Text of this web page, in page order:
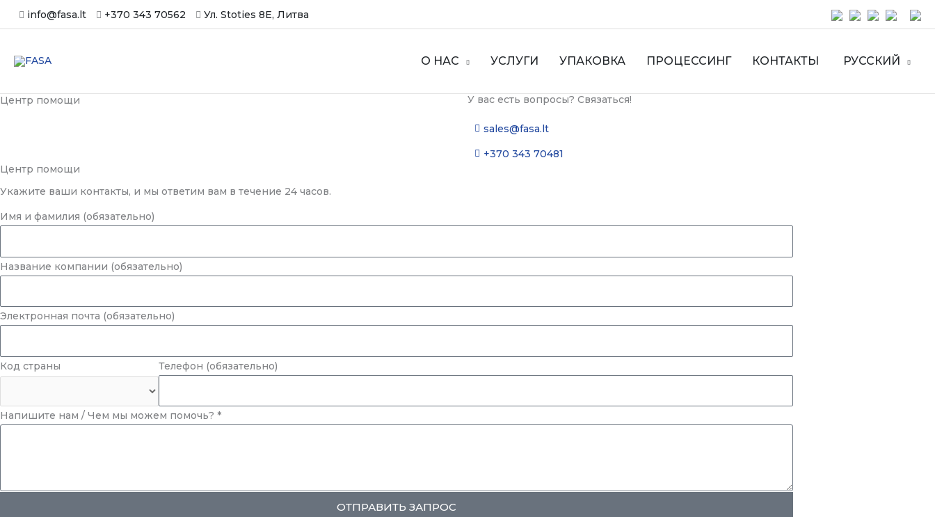
Перейти
к
info@fasa.lt +370 343 70562 Ул. Stoties 8E, Литва
О НАС УСЛУГИ УПАКОВКА ПРОЦЕССИНГ КОНТАКТЫ РУССКИЙ
Центр помощи У вас есть вопросы? Связаться!
sales@fasa.lt
+370 343 70481
Центр помощи
Укажите ваши контакты, и мы ответим вам в течение 24 часов.
Имя и фамилия (обязательно)
Название компании (обязательно)
Электронная почта (обязательно)
Код страны Телефон (обязательно)
Напишите нам / Чем мы можем помочь? *
ОТПРАВИТЬ ЗАПРОС